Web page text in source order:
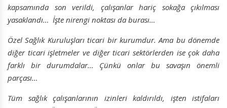
kapsamında son verildi, çalışanlar hariç sokağa çıkılması
yasaklandı… İşte nirengi noktası da burası…
Özel Sağlık Kuruluşları ticari bir kurumdur. Ama bu dönemde
diğer ticari işletmeler ve diğer ticari sektörlerden ise çok daha
farklı bir durumdalar… Çünkü onlar bu savaşın önemli
parçası…
Tüm sağlık çalışanlarının izinleri kaldırıldı, işten istifaları